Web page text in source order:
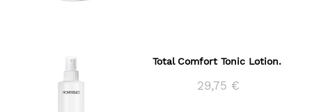
Total Comfort Tonic Lotion.
29,75 €